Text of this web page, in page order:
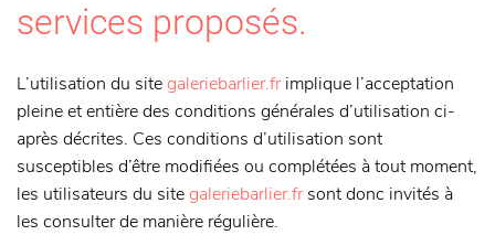
services proposés.
L’utilisation du sitegaleriebarlier.frimplique l’acceptation
pleine et entière des conditions générales d’utilisation ci-
après décrites. Ces conditions d’utilisation sont
susceptibles d’être modifiées ou complétées à tout moment,
les utilisateurs du sitegaleriebarlier.frsont donc invités à
les consulter de manière régulière.